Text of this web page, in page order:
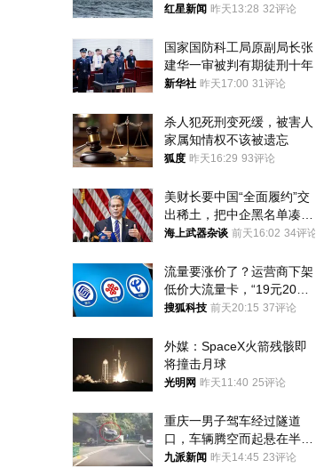
航道，与阿曼平分“服务费”
红星新闻 昨天13:28 32评论
国家国防科工局原副局长张
建华一审被判有期徒刑十年
新华社 昨天17:00 31评论
杀人犯死刑变死缓，被害人
家属知情权不该被遗忘
狐度 昨天16:29 93评论
美财长要中国“全面履约”交
出稀土，把中企黑名单凑到
187家，中方做最坏打算
海上武器杂谈 前天16:02 34评论
流量要涨价了？运营商下架
低价大流量卡，“19元200
G”成为历史
搜狐科技 前天20:15 37评论
外媒：SpaceX火箭残骸即
将撞击月球
光明网 昨天11:40 25评论
重庆一男子驾车经过隧道
口，车辆腾空而起悬在半
空，消防： 2人已送医，正
九派新闻 昨天14:45 23评论